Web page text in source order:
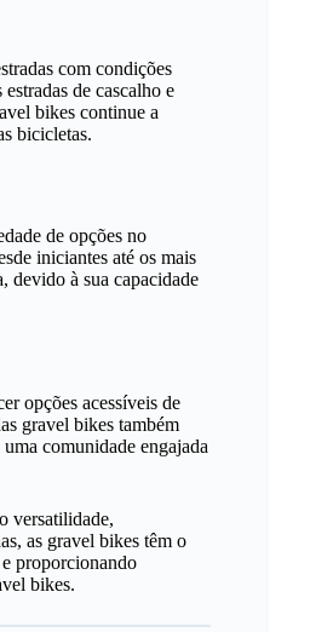
com condições
de cascalho e
bikes continue a
bicicletas.
de opções no
iniciantes até os mais
devido à sua capacidade
opções acessíveis de
gravel bikes também
comunidade engajada
versatilidade,
as gravel bikes têm o
proporcionando
bikes.